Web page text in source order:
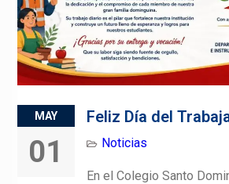
MAY
01
Feliz Día del
Noticias
En el Colegio Santo